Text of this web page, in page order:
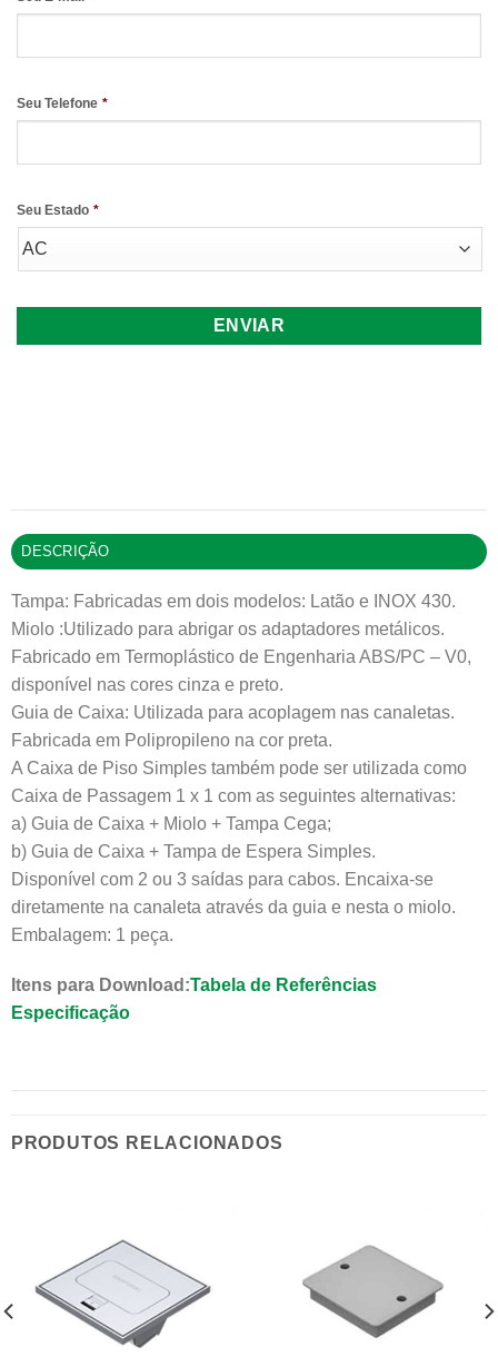
Seu Telefone *
Seu Estado *
DESCRIÇÃO
Tampa: Fabricadas em dois modelos: Latão e INOX 430.
Miolo :Utilizado para abrigar os adaptadores metálicos.
Fabricado em Termoplástico de Engenharia ABS/PC – V0,
disponível nas cores cinza e preto.
Guia de Caixa: Utilizada para acoplagem nas canaletas.
Fabricada em Polipropileno na cor preta.
A Caixa de Piso Simples também pode ser utilizada como
Caixa de Passagem 1 x 1 com as seguintes alternativas:
a) Guia de Caixa + Miolo + Tampa Cega;
b) Guia de Caixa + Tampa de Espera Simples.
Disponível com 2 ou 3 saídas para cabos. Encaixa-se
diretamente na canaleta através da guia e nesta o miolo.
Embalagem: 1 peça.
Itens para Download:Tabela de Referências
Especificação
PRODUTOS RELACIONADOS